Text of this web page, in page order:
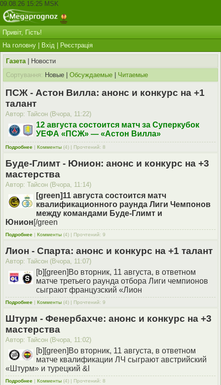
09.08.26 15:25 MSK
Привіт, Гість!
На головну
Вхід Реєстрація
Газета| Новости
Сортування: Новые | Обсуждаемые Читаемые
ПСЖ - Астон Вилла: анонс и конкурс на +1
талант
Автор: Тайсон (Вчора, 11:22)
12 августа состоится матч за Суперкубок
УЕФА «ПСЖ» — «Астон Вилла»
Подробнее | Комменты (4) | Прочтений: 8
Буде-Глимт - Юнион: анонс и конкурс на +3
мастерства
Автор: Тайсон (Вчора, 11:14)
[green]11 августа состоится матч
квалификационного раунда Лиги Чемпонов
между командами Буде-Глимт и
Юнион[/green
Подробнее | Комменты (4) | Прочтений: 9
Лион - Спарта: анонс и конкурс на +1 талант
Автор: Тайсон (Вчора, 11:07)
[b][green]Во вторник, 11 августа, в ответном
матче третьего раунда отбора Лиги чемпионов
сыграют французский «Лион
Подробнее | Комменты (4) | Прочтений: 9
Штурм - Фенербахче: анонс и конкурс на +3
мастерства
Автор: Тайсон (Вчора, 11:02)
[b][green]Во вторник, 11 августа, в ответном
матче квалификации ЛЧ сыграют австрийский
«Штурм» и турецкий &l
Подробнее | Комменты (4) | Прочтений: 8